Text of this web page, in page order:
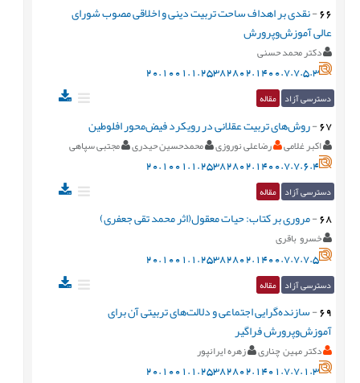
66
-نقدی بر اهداف ساحت تربیت دینی و اخلاقی مصوب شورای
عالی آموزش‌وپرورش
دکتر محمد حسنی
20.1001.1.25382802.1400.7.7.5.3
دسترسی آزاد مقاله
67
-روش‌های تربیت عقلانی در رویکرد فیض‌محور افلوطین
اکبر غلامی رضاعلی نوروزی محمدحسین حیدری مجتبی سپاهی
20.1001.1.25382802.1400.7.7.6.4
دسترسی آزاد مقاله
68
-مروری بر کتاب: حیات معقول(اثر محمد تقی جعفری)
خسرو باقری
20.1001.1.25382802.1400.7.7.7.5
دسترسی آزاد مقاله
69
-سازنده‌گرایی اجتماعی و دلالت‌های تربیتی آن برای
آموزش‌وپرورش فراگیر
دکتر مهین چناری زهره ایرانپور
20.1001.1.25382802.1401.7.7.1.3